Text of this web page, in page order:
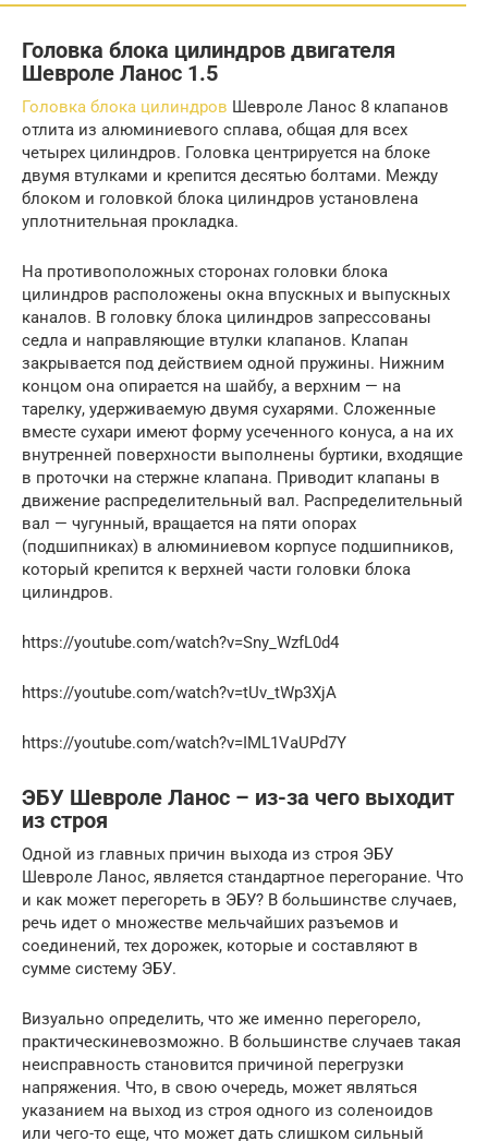
Головка блока цилиндров двигателя
Шевроле Ланос 1.5
Головка блока цилиндров Шевроле Ланос 8 клапанов
отлита из алюминиевого сплава, общая для всех
четырех цилиндров. Головка центрируется на блоке
двумя втулками и крепится десятью болтами. Между
блоком и головкой блока цилиндров установлена
уплотнительная прокладка.
На противоположных сторонах головки блока
цилиндров расположены окна впускных и выпускных
каналов. В головку блока цилиндров запрессованы
седла и направляющие втулки клапанов. Клапан
закрывается под действием одной пружины. Нижним
концом она опирается на шайбу, а верхним — на
тарелку, удерживаемую двумя сухарями. Сложенные
вместе сухари имеют форму усеченного конуса, а на их
внутренней поверхности выполнены буртики, входящие
в проточки на стержне клапана. Приводит клапаны в
движение распределительный вал. Распределительный
вал — чугунный, вращается на пяти опорах
(подшипниках) в алюминиевом корпусе подшипников,
который крепится к верхней части головки блока
цилиндров.
https://youtube.com/watch?v=Sny_WzfL0d4
https://youtube.com/watch?v=tUv_tWp3XjA
https://youtube.com/watch?v=IML1VaUPd7Y
ЭБУ Шевроле Ланос – из-за чего выходит
из строя
Одной из главных причин выхода из строя ЭБУ
Шевроле Ланос, является стандартное перегорание. Что
и как может перегореть в ЭБУ? В большинстве случаев,
речь идет о множестве мельчайших разъемов и
соединений, тех дорожек, которые и составляют в
сумме систему ЭБУ.
Визуально определить, что же именно перегорело,
практическиневозможно. В большинстве случаев такая
неисправность становится причиной перегрузки
напряжения. Что, в свою очередь, может являться
указанием на выход из строя одного из соленоидов
или чего-то еще, что может дать слишком сильный